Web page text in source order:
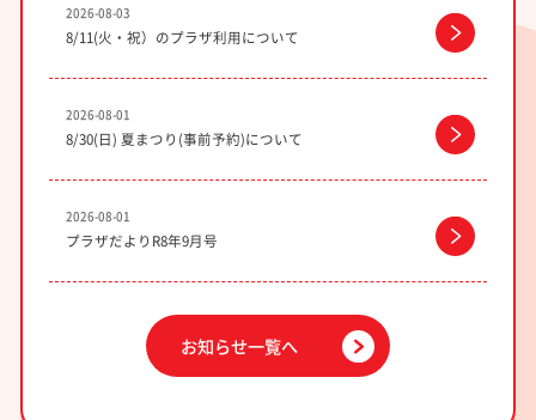
2026-08-03
8/11(火・祝）のプラザ利用について
2026-08-01
8/30(日) 夏まつり(事前予約)について
2026-08-01
プラザだよりR8年9月号
お知らせ一覧へ